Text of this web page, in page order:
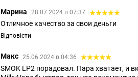
Марина 28.07.2024 в 07:37
Отличное качество за свои деньги
Відповісти
Макс 25.06.2024 в 04:36
SMOK LP2 порадовал. Пара хватает, и